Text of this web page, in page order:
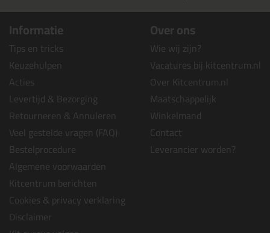
Informatie
Tips en tricks
Keuzehulpen
Acties
Levertijd & Bezorging
Retourneren & Annuleren
Veel gestelde vragen (FAQ)
Bestelprocedure
Algemene voorwaarden
Kitcentrum berichten
Cookies & privacy verklaring
Disclaimer
Over ons
Wie wij zijn?
Vacatures bij kitcentrum.nl
Over Kitcentrum.nl
Maatschappelijk
Winkelmand
Contact
Leverancier worden?